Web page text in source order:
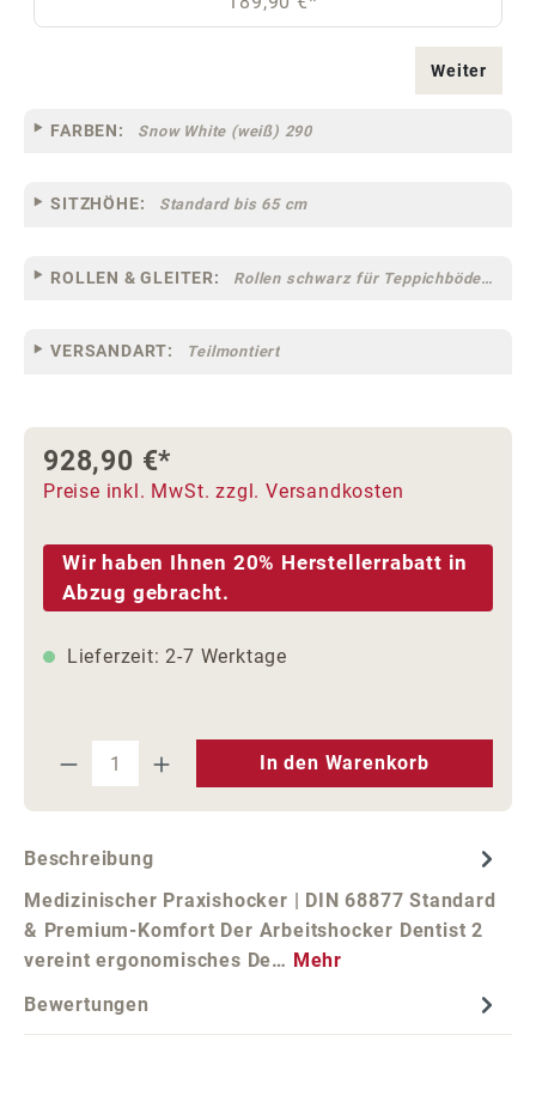
Weiter
FARBEN: Snow White (weiß) 290
SITZHÖHE: Standard bis 65 cm
ROLLEN & GLEITER: Rollen schwarz für Teppichböden [12] (klein)
VERSANDART: Teilmontiert
928,90 €*
Preise inkl. MwSt. zzgl. Versandkosten
Wir haben Ihnen 20% Herstellerrabatt in
Abzug gebracht.
Lieferzeit: 2-7 Werktage
Produkt Anzahl: Gib den
In den Warenkorb
Beschreibung
Medizinischer Praxishocker | DIN 68877 Standard
& Premium-Komfort Der Arbeitshocker Dentist 2
vereint ergonomisches De… Mehr
Bewertungen